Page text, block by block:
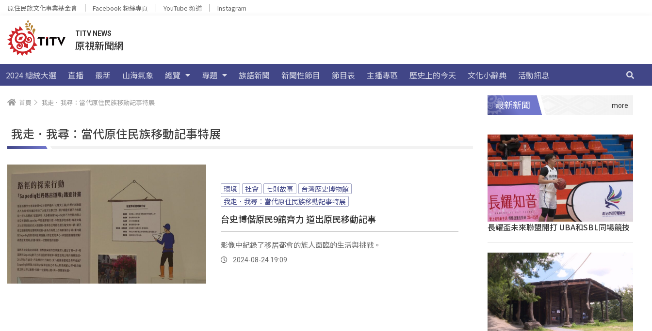
原住民族文化事業基金會 Facebook 粉絲專頁 YouTube 頻道 Instagram
TITV NEWS
原視新聞網
2024 總統大選 直播 最新 山海氣象 總覽 專題 族語新聞 新聞性節目 節目表 主播專區 歷史上的今天 文化小辭典 活動訊息
首頁 我走．我尋：當代原住民族移動記事特展
我走．我尋：當代原住民族移動記事特展
環境 社會 七則故事
台灣歷史博物館
我走．我尋：當代原住民族移動記事特展
台史博偕原民9館齊力 道出原民移動記事
影像中紀錄了移居都會的族人面臨的生活與挑戰。
2024-08-24 19:09
最新新聞
長耀盃未來聯盟開打 UBA和SBL同場競技